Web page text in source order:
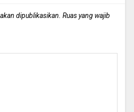
dipublikasikan. Ruas yang wajib